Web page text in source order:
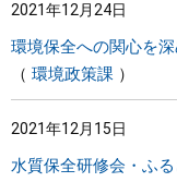
2021年12月24日
環境保全への関心を
環境政策課
2021年12月15日
水質保全研修会・ふ